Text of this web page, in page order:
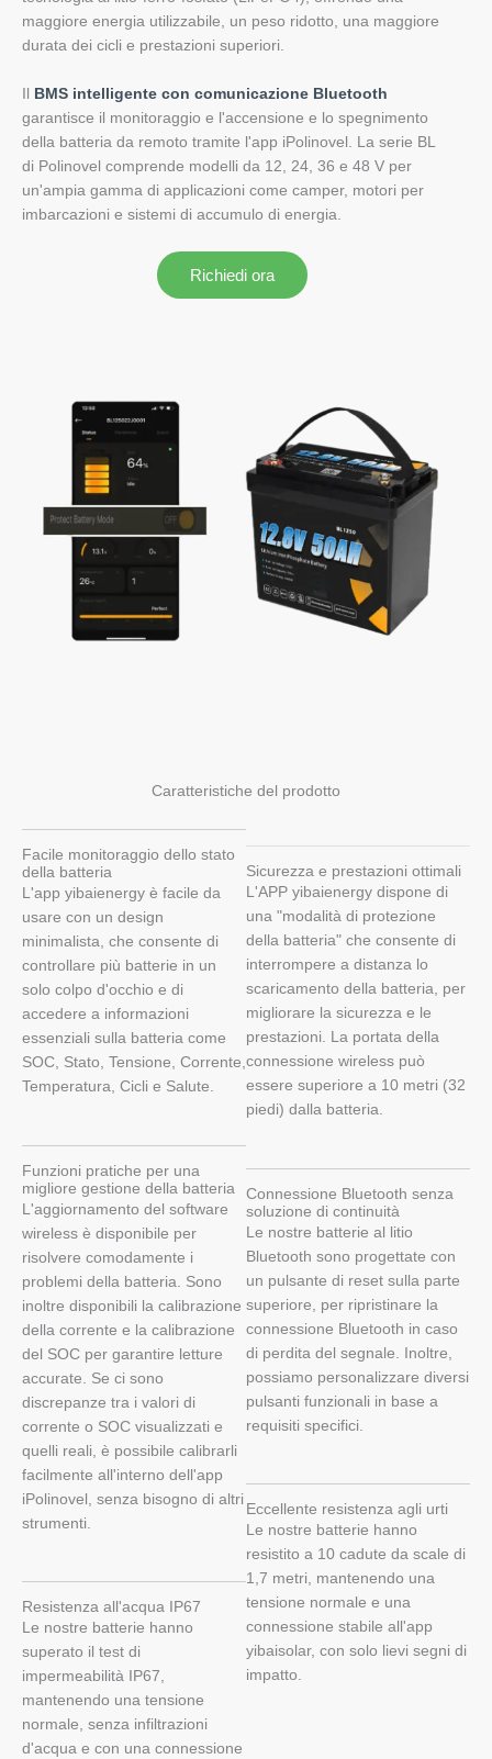
maggiore energia utilizzabile, un peso ridotto, una maggiore
durata dei cicli e prestazioni superiori.
BMS intelligente con comunicazione Bluetooth
garantisce il monitoraggio e l'accensione e lo spegnimento
della batteria da remoto tramite l'app iPolinovel. La serie BL
di Polinovel comprende modelli da 12, 24, 36 e 48 V per
un'ampia gamma di applicazioni come camper, motori per
imbarcazioni e sistemi di accumulo di energia.
Richiedi ora
Caratteristiche del prodotto
Facile monitoraggio dello stato
della batteria
L'app yibaienergy è facile da
usare con un design
minimalista, che consente di
controllare più batterie in un
solo colpo d'occhio e di
accedere a informazioni
essenziali sulla batteria come
SOC, Stato, Tensione, Corrente,
Temperatura, Cicli e Salute.
Funzioni pratiche per una
migliore gestione della batteria
L'aggiornamento del software
wireless è disponibile per
risolvere comodamente i
problemi della batteria. Sono
inoltre disponibili la calibrazione
della corrente e la calibrazione
del SOC per garantire letture
accurate. Se ci sono
discrepanze tra i valori di
corrente o SOC visualizzati e
quelli reali, è possibile calibrarli
facilmente all'interno dell'app
iPolinovel, senza bisogno di altri
strumenti.
Resistenza all'acqua IP67
Le nostre batterie hanno
superato il test di
impermeabilità IP67,
mantenendo una tensione
normale, senza infiltrazioni
d'acqua e con una connessione
Sicurezza e prestazioni ottimali
L'APP yibaienergy dispone di
una "modalità di protezione
della batteria" che consente di
interrompere a distanza lo
scaricamento della batteria, per
migliorare la sicurezza e le
prestazioni. La portata della
connessione wireless può
essere superiore a 10 metri (32
piedi) dalla batteria.
Connessione Bluetooth senza
soluzione di continuità
Le nostre batterie al litio
Bluetooth sono progettate con
un pulsante di reset sulla parte
superiore, per ripristinare la
connessione Bluetooth in caso
di perdita del segnale. Inoltre,
possiamo personalizzare diversi
pulsanti funzionali in base a
requisiti specifici.
Eccellente resistenza agli urti
Le nostre batterie hanno
resistito a 10 cadute da scale di
1,7 metri, mantenendo una
tensione normale e una
connessione stabile all'app
yibaisolar, con solo lievi segni di
impatto.